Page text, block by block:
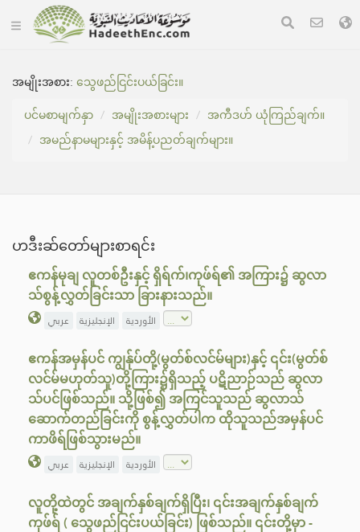
အမျိုးအစား:သွေဖည်ငြင်းပယ်ခြင်း။
ပင်မစာမျက်နှာ
အမျိုးအစားများ
အကီဒဟ် ယုံကြည်ချက်။
အမည်နာမများနှင့် အမိန့်ပညတ်ချက်များ။
ဟဒီးဆ်တော်များစာရင်း
ဧကန်မုချ လူတစ်ဦးနှင့် ရှိရ်က်၊ကုဖ်ရ်၏ အကြား၌ ဆွလာ
သ်စွန့်လွှတ်ခြင်းသာ ခြားနားသည်။
عربي الإنجليزية الأوردية
ဧကန်အမှန်ပင် ကျွန်ုပ်တို့(မွတ်စ်လင်မ်များ)နှင့် ၎င်း(မွတ်စ်
လင်မ်မဟုတ်သူ)တို့ကြား၌ရှိသည့် ပဋိညာဉ်သည် ဆွလာ
သ်ပင်ဖြစ်သည်။ သို့ဖြစ်၍ အကြင်သူသည် ဆွလာသ်
ဆောက်တည်ခြင်းကို စွန့်လွှတ်ပါက ထိုသူသည်အမှန်ပင်
ကာဖိရ်ဖြစ်သွားမည်။
عربي الإنجليزية الأوردية
လူတို့ထဲတွင် အချက်နှစ်ချက်ရှိပြီး၊ ၎င်းအချက်နှစ်ချက်
ကုဖ်ရ် ( သွေဖည်ငြင်းပယ်ခြင်း) ဖြစ်သည်။ ၎င်းတို့မှာ -